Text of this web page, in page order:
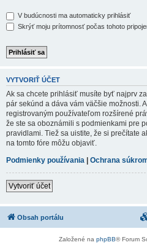
V budúcnosti ma automaticky prihlásiť
Skrýť moju prítomnosť počas tohoto
VYTVORIŤ ÚČET
Ak sa chcete prihlásiť musíte byť najprv
pár sekúnd a dáva vám väčšie možnosti.
registrovaným používateľom rozšírené
že ste sa oboznámili s podmienkami pre
pravidlami. Tiež sa uistite, že si prečítate
na tomto fóre môžu objaviť.
Podmienky používania | Ochrana
Vytvoriť účet
Obsah portálu
Založené na phpBB® Forum